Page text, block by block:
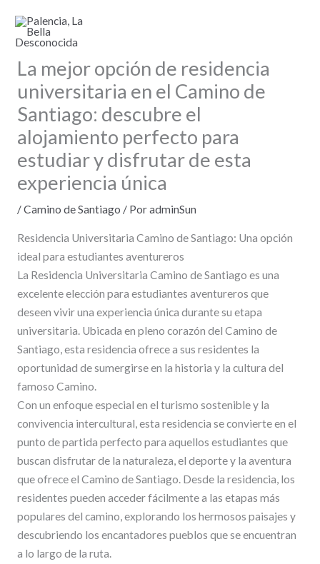
contenido
La mejor opción de residencia
universitaria en el Camino de
Santiago: descubre el
alojamiento perfecto para
estudiar y disfrutar de esta
experiencia única
/Camino de Santiago / PoradminSun
Residencia Universitaria Camino de Santiago: Una opción
ideal para estudiantes aventureros
La Residencia Universitaria Camino de Santiago es una
excelente elección para estudiantes aventureros que
deseen vivir una experiencia única durante su etapa
universitaria. Ubicada en pleno corazón del Camino de
Santiago, esta residencia ofrece a sus residentes la
oportunidad de sumergirse en la historia y la cultura del
famoso Camino.
Con un enfoque especial en el turismo sostenible y la
convivencia intercultural, esta residencia se convierte en el
punto de partida perfecto para aquellos estudiantes que
buscan disfrutar de la naturaleza, el deporte y la aventura
que ofrece el Camino de Santiago. Desde la residencia, los
residentes pueden acceder fácilmente a las etapas más
populares del camino, explorando los hermosos paisajes y
descubriendo los encantadores pueblos que se encuentran
a lo largo de la ruta.